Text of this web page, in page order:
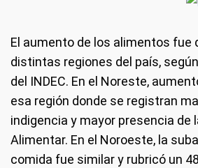
El aumento de los alimentos fue
distintas regiones del país,
del INDEC. En el Noreste,
esa región donde se registran
indigencia y mayor presencia de
Alimentar. En el Noroeste, la
comida fue similar y rubricó un